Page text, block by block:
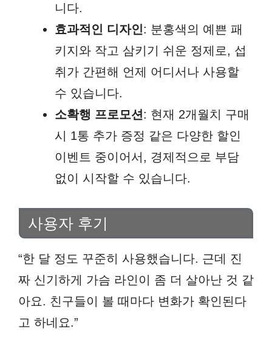
니다.
효과적인 디자인: 분홍색의 예쁜 패
키지와 작고 삼키기 쉬운 정제로, 섭
취가 간편해 언제 어디서나 사용할
수 있습니다.
소확행 프로모션: 현재 2개월치 구매
시 1통 추가 증정 같은 다양한 할인
이벤트 중이어서, 경제적으로 부담
없이 시작할 수 있습니다.
사용자 후기
“한 달 정도 꾸준히 사용했습니다. 근데 진
짜 신기하게 가슴 라인이 좀 더 살아난 것 같
아요. 친구들이 볼 때마다 변화가 확인된다
고 하네요.”